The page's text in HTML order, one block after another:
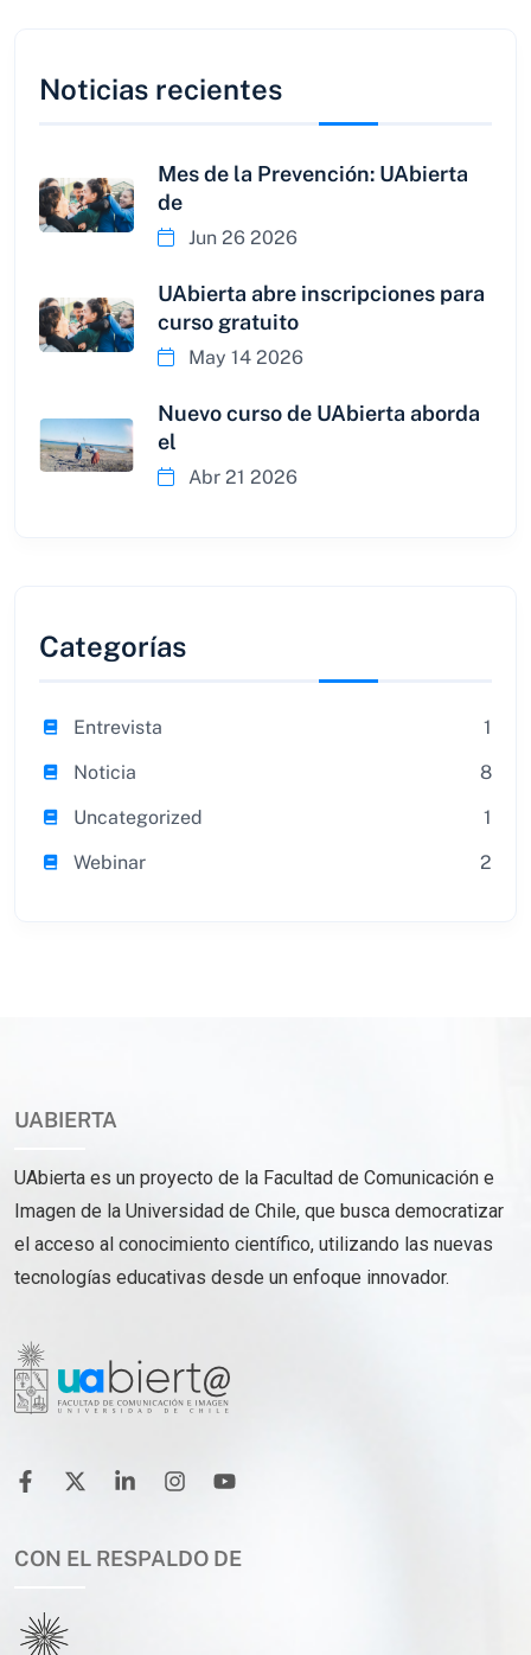
Noticias recientes
Mes de la Prevención: UAbierta
de
Jun 26 2026
UAbierta abre inscripciones para
curso gratuito
May 14 2026
Nuevo curso de UAbierta aborda
el
Abr 21 2026
Categorías
Entrevista
1
Noticia
8
Uncategorized
1
Webinar
2
UABIERTA
UAbierta es un proyecto de la Facultad de Comunicación e
Imagen de la Universidad de Chile, que busca democratizar
el acceso al conocimiento científico, utilizando las nuevas
tecnologías educativas desde un enfoque innovador.
CON EL RESPALDO DE